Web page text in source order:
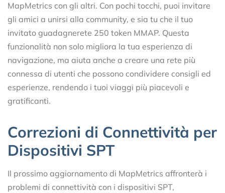
MapMetrics con gli altri. Con pochi tocchi, puoi invitare
gli amici a unirsi alla community, e sia tu che il tuo
invitato guadagnerete 250 token MMAP. Questa
funzionalità non solo migliora la tua esperienza di
navigazione, ma aiuta anche a creare una rete più
connessa di utenti che possono condividere consigli ed
esperienze, rendendo i tuoi viaggi più piacevoli e
gratificanti.
Correzioni di Connettività per
Dispositivi SPT
Il prossimo aggiornamento di MapMetrics affronterà i
problemi di connettività con i dispositivi SPT,